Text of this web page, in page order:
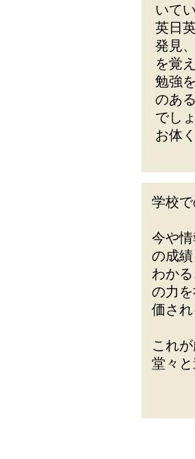
いて
英日
発見
を覚
勉強
のあ
でし
お体
学校
今や
の成
わか
の力
価さ
これ
堂々